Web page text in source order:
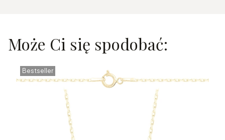
Może Ci się spodobać:
Bestseller